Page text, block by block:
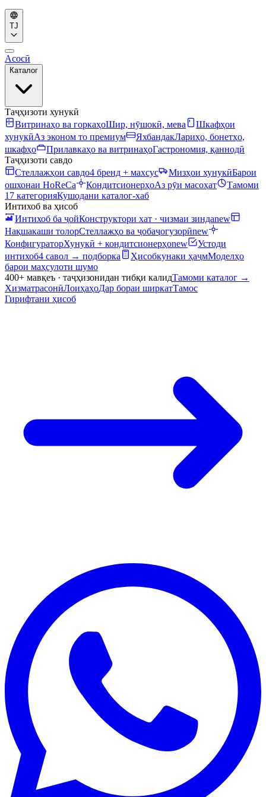
TJ
Асосӣ
Каталог
Таҷҳизоти хунукӣ
Витринаҳо ва горкаҳоШир, нӯшокӣ, мева
Шкафҳои
хунукӣАз эконом то премиум ЯхбандакЛариҳо, бонетҳо,
шкафҳо
Прилавкаҳо ва витринаҳоГастрономия, қаннодӣ
Таҷҳизоти савдо
Стеллажҳои савдо4 бренд + махсус Мизҳои хунукӣБарои
ошхонаи HoReCa
КондитсионерҳоАз рӯи масоҳат
Тамоми
17 категорияКушодани каталог-хаб
Интихоб ва ҳисоб
Интихоб ба ҷойКонструктори хат · чизмаи зиндаnew
Нақшакаши толорСтеллажҳо ва ҷобаҷогузорӣnew
КонфигураторХунукӣ + кондитсионерҳоnew
Устоди
интихоб4 савол → подборка Ҳисобкунаки ҳаҷмМоделҳо
барои маҳсулоти шумо
400+ мавқеъ · таҷҳизонидан тибқи калидТамоми каталог →
ХизматрасонӣЛоиҳаҳоДар бораи ширкатТамос
Гирифтани ҳисоб